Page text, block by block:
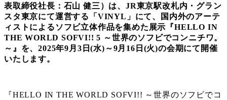
表取締役社長：石山 健三）は、JR東京駅改札内・グラン
スタ東京にて運営する「VINYL」にて、国内外のアーテ
ィストによるソフビ立体作品を集めた展示『HELLO IN
THE WORLD SOFVI!! 5 ～世界のソフビでコンニチワ。
～』を、2025年9月3日(水)～9月16日(火)の会期にて開催
いたします。
『HELLO IN THE WORLD SOFVI!! ～世界のソフビでコ